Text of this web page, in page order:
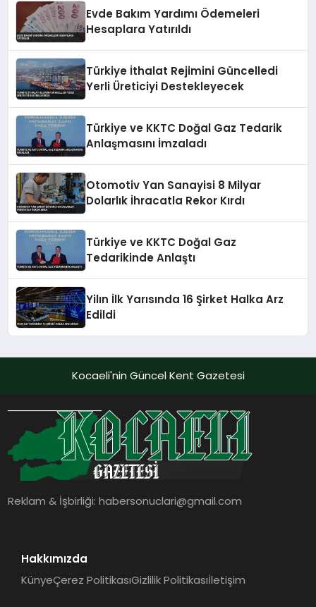
Evde Bakım Yardımı Ödemeleri
Hesaplara Yatırıldı
Türkiye İthalat Rejimini Güncelledi
Yerli Üreticiyi Destekleyecek
Türkiye ve KKTC Doğal Gaz Tedarik
Anlaşmasını İmzaladı
Otomotiv Yan Sanayisi 8 Milyar
Dolarlık İhracatla Rekor Kırdı
Türkiye ve KKTC Doğal Gaz
Tedarikinde Anlaştı
Yilın İlk Yarısında 16 Şirket Halka Arz
Edildi
Kocaeli'nin Güncel Kent Gazetesi
Reklam & İşbirliği:habersonuclari@gmail.com
Hakkımızda
KünyeÇerez PolitikasıGizlilik Politikasıİletişim